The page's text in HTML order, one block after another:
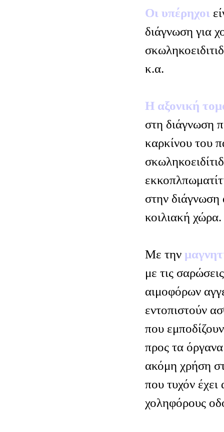
Οι υπέρηχοι
διάγνωση για
κ.α.
Η αξονική
στη διάγνωση
καρκίνου του
στην
κοιλιακή χώρα.
Με την
με τις
αιμοφόρων
εντοπιστούν
που
προς τα όργανα
ακόμη χρήση
που τυχόν έχει
χοληφόρους